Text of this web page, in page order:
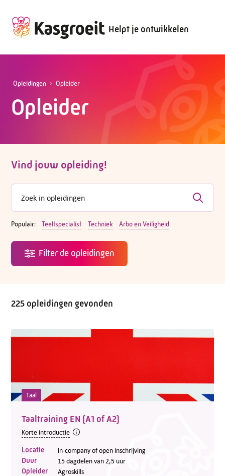
Helpt je ontwikkelen
Opleidingen Opleider
Opleider
Vind jouw opleiding!
Populair: Teeltspecialist Techniek Arbo en Veiligheid
225 opleidingen gevonden
Taal
Taaltraining EN (A1 of A2)
Korte introductie
Locatie in-company of open inschrijving
Duur 15 dagdelen van 2,5 uur
Opleider Agroskills